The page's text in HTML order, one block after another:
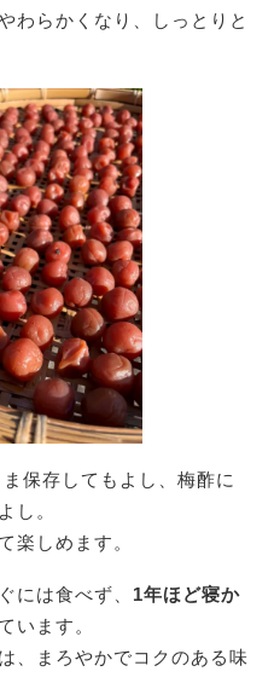
わらかくなり、しっとりと
保存してもよし、梅酢に
し。
楽しめます。
には食べず、 1年ほど寝か
います。
、まろやかでコクのある味